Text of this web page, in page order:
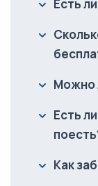
Есть
Можно
Есть
Как